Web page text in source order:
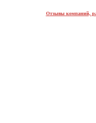
Отзывы компаний,